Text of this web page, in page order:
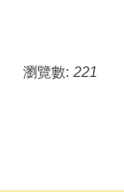
瀏覽數: 221